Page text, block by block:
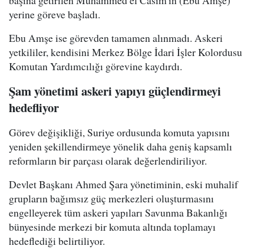
yerine göreve başladı.
Ebu Amşe ise görevden tamamen alınmadı. Askeri
yetkililer, kendisini Merkez Bölge İdari İşler Kolordusu
Komutan Yardımcılığı görevine kaydırdı.
Şam yönetimi askeri yapıyı güçlendirmeyi
hedefliyor
Görev değişikliği, Suriye ordusunda komuta yapısını
yeniden şekillendirmeye yönelik daha geniş kapsamlı
reformların bir parçası olarak değerlendiriliyor.
Devlet Başkanı Ahmed Şara yönetiminin, eski muhalif
grupların bağımsız güç merkezleri oluşturmasını
engelleyerek tüm askeri yapıları Savunma Bakanlığı
bünyesinde merkezi bir komuta altında toplamayı
hedeflediği belirtiliyor.